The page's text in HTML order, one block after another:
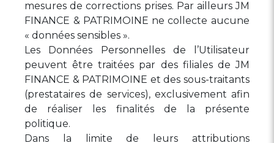
mesures de corrections prises. Par ailleurs JM
FINANCE & PATRIMOINE ne collecte aucune
« données sensibles ».
Les Données Personnelles de l’Utilisateur
peuvent être traitées par des filiales de JM
FINANCE & PATRIMOINE et des sous-traitants
(prestataires de services), exclusivement afin
de réaliser les finalités de la présente
politique.
Dans la limite de leurs attributions